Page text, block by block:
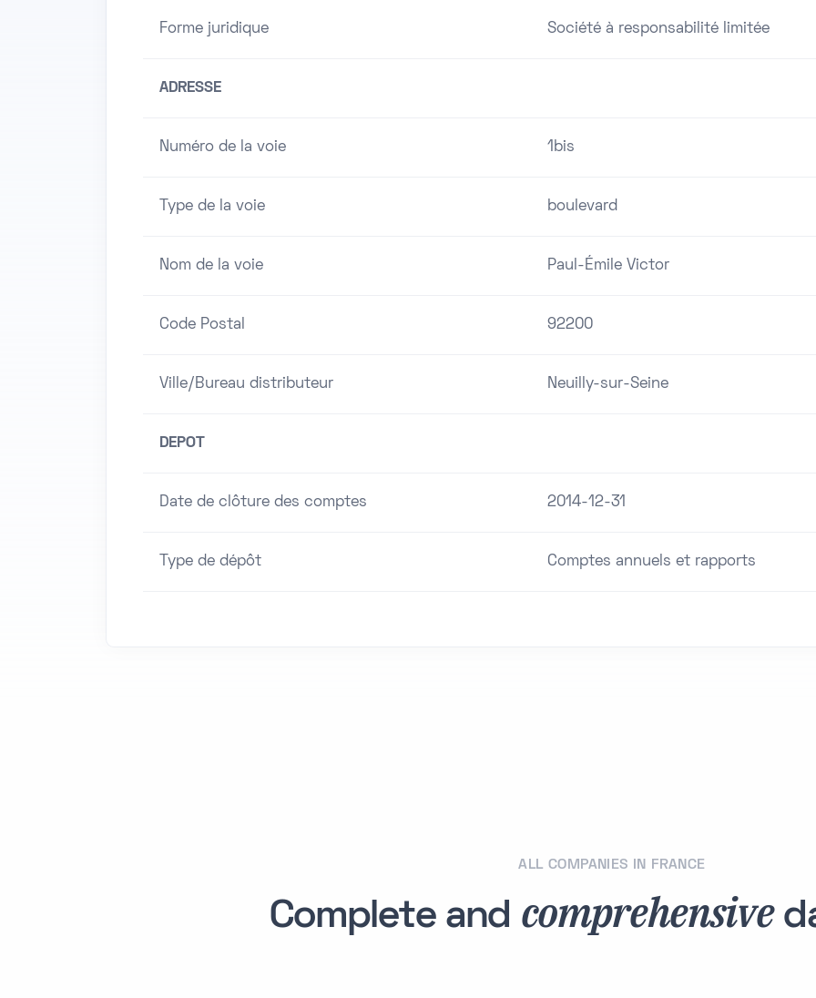
Forme juridique Société à responsabilité limitée
ADRESSE
Numéro de la voie 1bis
Type de la voie boulevard
Nom de la voie Paul-Émile Victor
Code Postal 92200
Ville/Bureau distributeur Neuilly-sur-Seine
DEPOT
Date de clôture des comptes 2014-12-31
Type de dépôt Comptes annuels et rapports
ALL COMPANIES IN FRANCE
Complete and comprehensive